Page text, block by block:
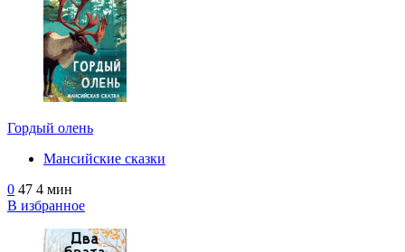
Гордый олень
Мансийские сказки
0 47 4 мин
В избранное